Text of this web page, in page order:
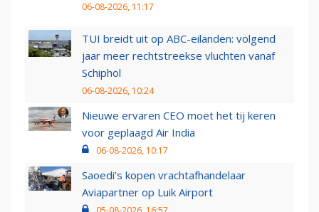
06-08-2026, 11:17
TUI breidt uit op ABC-eilanden: volgend
jaar meer rechtstreekse vluchten vanaf
Schiphol
06-08-2026, 10:24
Nieuwe ervaren CEO moet het tij keren
voor geplaagd Air India
06-08-2026, 10:17
Saoedi’s kopen vrachtafhandelaar
Aviapartner op Luik Airport